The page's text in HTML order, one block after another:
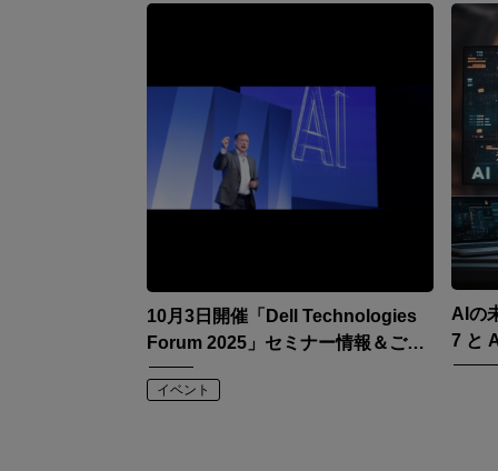
10月3日開催「Dell Technologies
Forum 2025」セミナー情報＆ご登
録案内
イベント
AIの
7 と
介